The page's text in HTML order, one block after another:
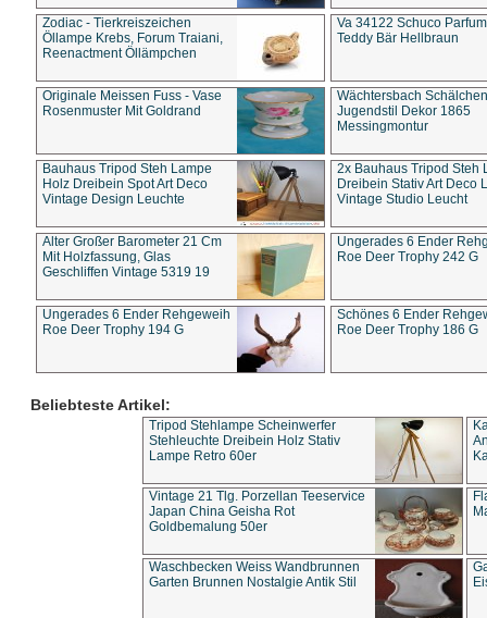
Zodiac - Tierkreiszeichen
Öllampe Krebs, Forum Traiani,
Reenactment Öllämpchen
Va 34122 Schuco
Teddy Bär Hellbraun
Originale Meissen Fuss - Vase
Rosenmuster Mit Goldrand
Wächtersbach Schälchen
Jugendstil Dekor 1865
Messingmontur
Bauhaus Tripod Steh Lampe
Holz Dreibein Spot Art Deco
Vintage Design Leuchte
2x Bauhaus Tripod Steh
Dreibein Stativ Art Deco
Vintage Studio Leucht
Alter Großer Barometer 21 Cm
Mit Holzfassung, Glas
Geschliffen Vintage 5319 19
Ungerades 6 Ender
Roe Deer Trophy 242 G
Ungerades 6 Ender Rehgeweih
Roe Deer Trophy 194 G
Schönes 6 Ender
Roe Deer Trophy 186 G
Beliebteste Artikel:
Tripod Stehlampe Scheinwerfer
Stehleuchte Dreibein Holz Stativ
Lampe Retro 60er
Vintage 21 Tlg. Porzellan Teeservice
Japan China Geisha Rot
Goldbemalung 50er
Waschbecken Weiss Wandbrunnen
Garten Brunnen Nostalgie Antik Stil